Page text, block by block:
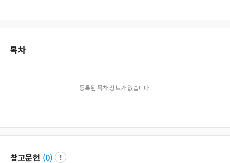
목차
등록된 목차 정보가 없습니다.
참고문헌 (0)